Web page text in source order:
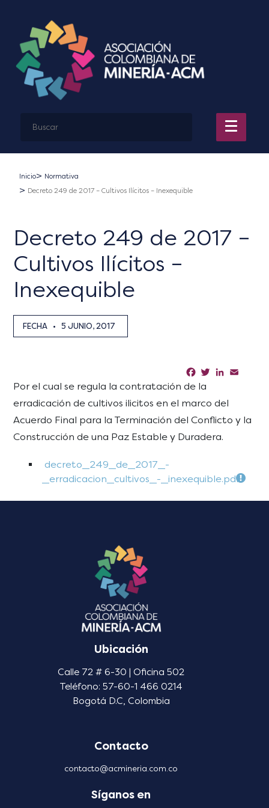
Inicio
Normativa
Decreto 249 de 2017 – Cultivos Ilícitos – Inexequible
Decreto 249 de 2017 –
Cultivos Ilícitos –
Inexequible
FECHA • 5 JUNIO, 2017
Facebook
TwitterLinkedIn
Por el cual se regula la contratación de la
erradicación de cultivos ilicitos en el marco del
Acuerdo Final para la Terminación del Conflicto y la
Construcción de una Paz Estable y Duradera.
decreto_249_de_2017_-
_erradicacion_cultivos_-_inexequible.pdf
Ubicación
Calle 72 # 6-30 | Oficina 502
Teléfono: 57-60-1 466 0214
Bogotá D.C, Colombia
Contacto
contacto@acmineria.com.co
Síganos en